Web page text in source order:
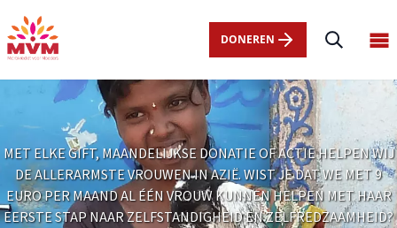
en
naar
Main
navigation
nl
DONEREN
MET ELKE GIFT, MAANDELIJKSE DONATIE OF ACTIE HELPEN WIJ
DE ALLERARMSTE VROUWEN IN AZIË. WIST JE DAT WE MET 9
EURO PER MAAND AL ÉÉN VROUW KUNNEN HELPEN MET HAAR
EERSTE STAP NAAR ZELFSTANDIGHEID EN ZELFREDZAAMHEID?